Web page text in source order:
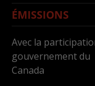
ÉMISSIONS
Avec la
gouvernement du
Canada